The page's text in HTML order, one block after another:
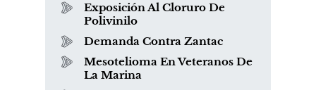
Exposición Al Cloruro De
Polivinilo
Demanda Contra Zantac
Mesotelioma En Veteranos De
La Marina